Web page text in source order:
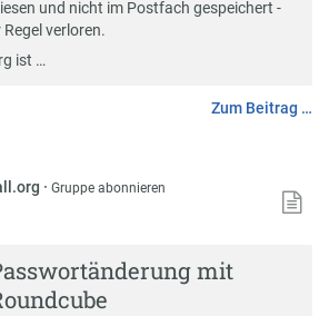
und nicht im Postfach gespeichert -
verloren.
ist …
Zum Beitrag …
·Gruppe abonnieren
mit